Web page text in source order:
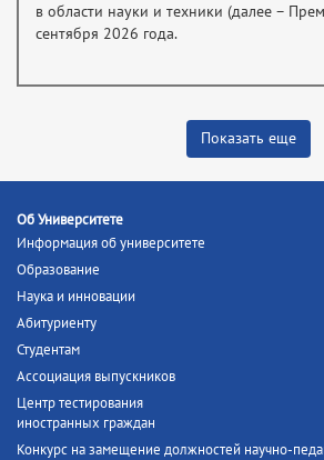
в области науки и техники (далее –
сентября 2026 года.
Показать еще
Об Университете
Информация об университете
Образование
Наука и инновации
Абитуриенту
Студентам
Ассоциация выпускников
Центр тестирования
иностранных граждан
Конкурс на замещение должностей научно-